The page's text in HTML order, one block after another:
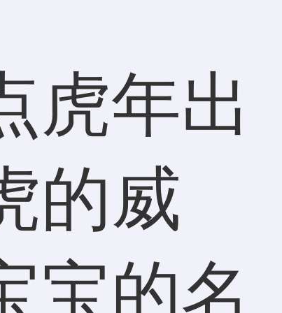
虎年出
的威
宝的名